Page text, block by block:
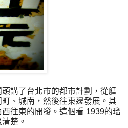
講了台北市的都市計劃，從艋
、城南，然後往東邊發展。其
往東的開發。這個看 1939的瑠
楚。